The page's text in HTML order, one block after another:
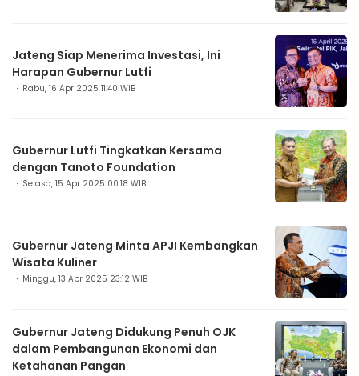
Jateng Siap Menerima Investasi, Ini
Harapan Gubernur Lutfi
Rabu, 16 Apr 2025 11:40 WIB
Gubernur Lutfi Tingkatkan Kersama
dengan Tanoto Foundation
Selasa, 15 Apr 2025 00:18 WIB
Gubernur Jateng Minta APJI Kembangkan
Wisata Kuliner
Minggu, 13 Apr 2025 23:12 WIB
Gubernur Jateng Didukung Penuh OJK
dalam Pembangunan Ekonomi dan
Ketahanan Pangan